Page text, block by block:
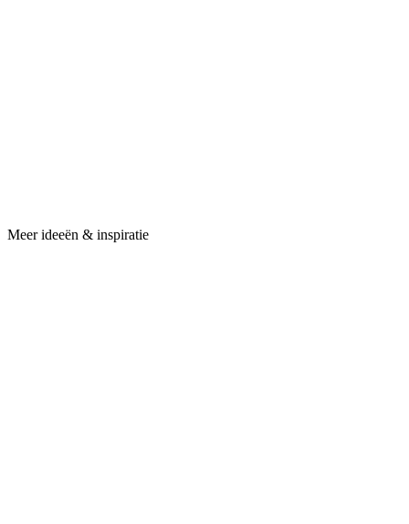
Meer ideeën & inspiratie